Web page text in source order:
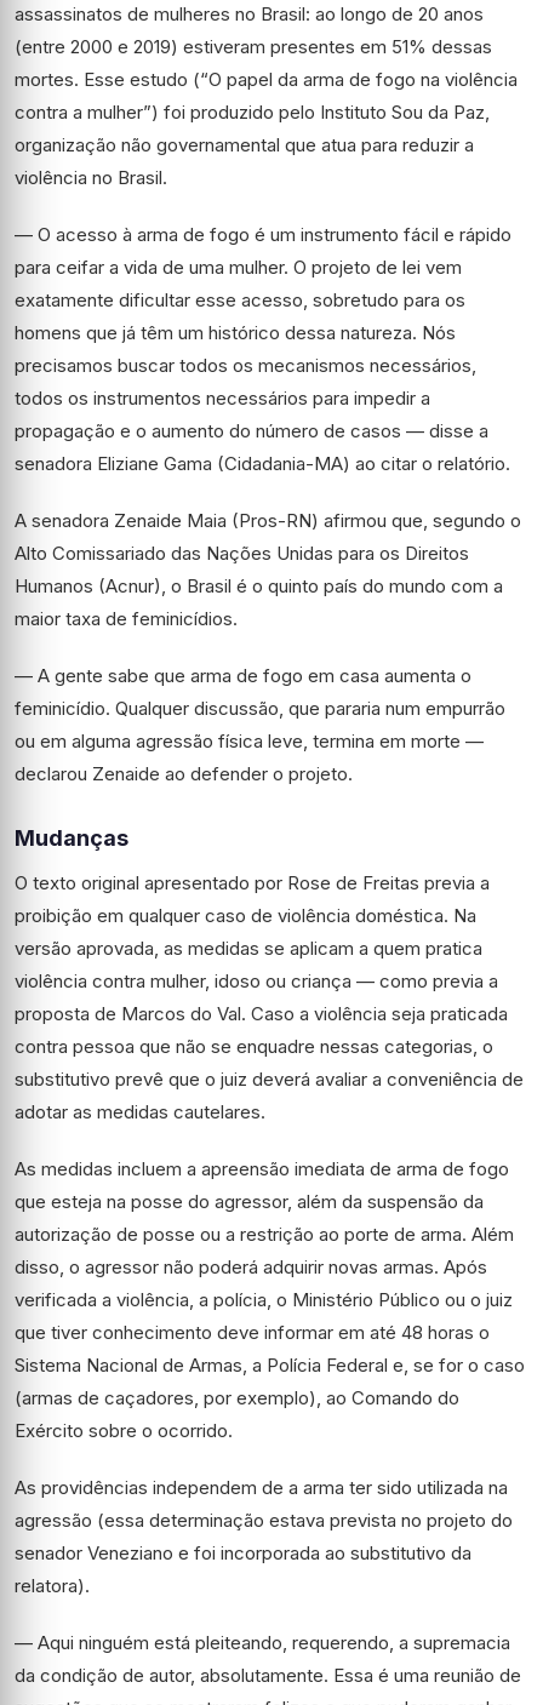
assassinatos de mulheres no Brasil: ao longo de 20 anos
(entre 2000 e 2019) estiveram presentes em 51% dessas
mortes. Esse estudo (“O papel da arma de fogo na violência
contra a mulher”) foi produzido pelo Instituto Sou da Paz,
organização não governamental que atua para reduzir a
violência no Brasil.
— O acesso à arma de fogo é um instrumento fácil e rápido
para ceifar a vida de uma mulher. O projeto de lei vem
exatamente dificultar esse acesso, sobretudo para os
homens que já têm um histórico dessa natureza. Nós
precisamos buscar todos os mecanismos necessários,
todos os instrumentos necessários para impedir a
propagação e o aumento do número de casos — disse a
senadora Eliziane Gama (Cidadania-MA) ao citar o relatório.
A senadora Zenaide Maia (Pros-RN) afirmou que, segundo o
Alto Comissariado das Nações Unidas para os Direitos
Humanos (Acnur), o Brasil é o quinto país do mundo com a
maior taxa de feminicídios.
— A gente sabe que arma de fogo em casa aumenta o
feminicídio. Qualquer discussão, que pararia num empurrão
ou em alguma agressão física leve, termina em morte —
declarou Zenaide ao defender o projeto.
Mudanças
O texto original apresentado por Rose de Freitas previa a
proibição em qualquer caso de violência doméstica. Na
versão aprovada, as medidas se aplicam a quem pratica
violência contra mulher, idoso ou criança — como previa a
proposta de Marcos do Val. Caso a violência seja praticada
contra pessoa que não se enquadre nessas categorias, o
substitutivo prevê que o juiz deverá avaliar a conveniência de
adotar as medidas cautelares.
As medidas incluem a apreensão imediata de arma de fogo
que esteja na posse do agressor, além da suspensão da
autorização de posse ou a restrição ao porte de arma. Além
disso, o agressor não poderá adquirir novas armas. Após
verificada a violência, a polícia, o Ministério Público ou o juiz
que tiver conhecimento deve informar em até 48 horas o
Sistema Nacional de Armas, a Polícia Federal e, se for o caso
(armas de caçadores, por exemplo), ao Comando do
Exército sobre o ocorrido.
As providências independem de a arma ter sido utilizada na
agressão (essa determinação estava prevista no projeto do
senador Veneziano e foi incorporada ao substitutivo da
relatora).
— Aqui ninguém está pleiteando, requerendo, a supremacia
da condição de autor, absolutamente. Essa é uma reunião de